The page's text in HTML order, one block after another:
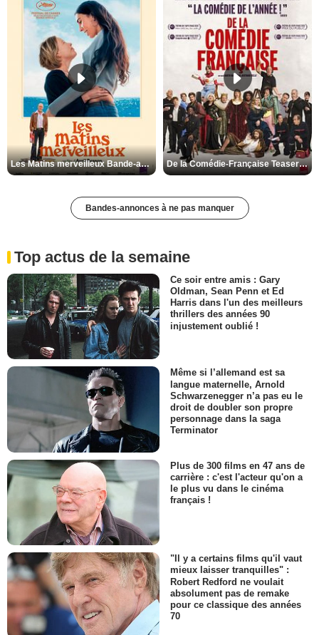
Les Matins merveilleux Bande-annonce VF De la Comédie-Française Teaser VF
Bandes-annonces à ne pas manquer
Top actus de la semaine
Ce soir entre amis : Gary
Oldman, Sean Penn et Ed
Harris dans l'un des meilleurs
thrillers des années 90
injustement oublié !
Même si l’allemand est sa
langue maternelle, Arnold
Schwarzenegger n’a pas eu le
droit de doubler son propre
personnage dans la saga
Terminator
Plus de 300 films en 47 ans de
carrière : c'est l'acteur qu'on a
le plus vu dans le cinéma
français !
"Il y a certains films qu'il vaut
mieux laisser tranquilles" :
Robert Redford ne voulait
absolument pas de remake
pour ce classique des années
70